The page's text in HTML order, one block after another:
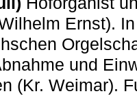
Ernst).
und
(Kr. Weimar).